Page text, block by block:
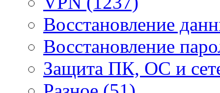
Восстановление
Восстановление
Защита ПК, ОС и